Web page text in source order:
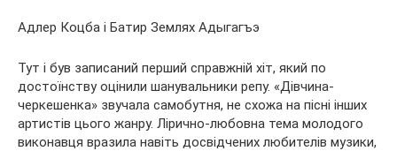
Адлер Коцба і Батир Землях Адыгагъэ
Тут і був записаний перший справжній хіт, який по
достоїнству оцінили шанувальники репу. «Дівчина-
черкешенка» звучала самобутня, не схожа на пісні інших
артистів цього жанру. Лірично-любовна тема молодого
виконавця вразила навіть досвідчених любителів музики,